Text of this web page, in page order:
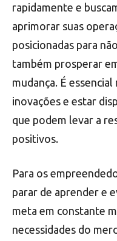
rapidamente e
aprimorar suas
posicionadas para
também prosperar
mudança. É
inovações e estar
que podem levar a
positivos.
Para os
parar de aprender e
meta em constante
necessidades do